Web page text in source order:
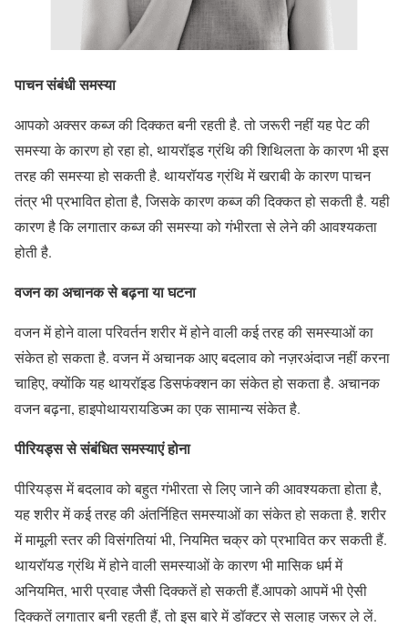
पाचन संबंधीसमस्या
आपको अक्सर कब्ज की दिक्कत बनी रहती है. तो जरूरी नहीं यह पेट की
समस्या के कारण हो रहा हो, थायरॉइड ग्रंथि की शिथिलता के कारण भी इस
तरह की समस्या हो सकती है. थायरॉयड ग्रंथि में खराबी के कारण पाचन
तंत्र भी प्रभावित होता है, जिसके कारण कब्ज की दिक्कत हो सकती है. यही
कारण है कि लगातार कब्ज की समस्या को गंभीरता से लेने की आवश्यकता
होती है.
वजन का अचानक से बढ़ना या घटना
वजन में होने वाला परिवर्तन शरीर में होने वाली कई तरह की समस्याओं का
संकेत हो सकता है. वजन में अचानक आए बदलाव को नज़रअंदाज नहीं करना
चाहिए, क्योंकि यह थायरॉइड डिसफंक्शन का संकेत हो सकता है. अचानक
वजन बढ़ना, हाइपोथायरायडिज्म का एक सामान्य संकेत है.
पीरियड्स से संबंधित समस्याएं होना
पीरियड्स में बदलाव को बहुत गंभीरता से लिए जाने की आवश्यकता होता है,
यह शरीर में कई तरह की अंतर्निहित समस्याओं का संकेत हो सकता है. शरीर
में मामूली स्तर की विसंगतियां भी, नियमित चक्र को प्रभावित कर सकती हैं.
थायरॉयड ग्रंथि में होने वाली समस्याओं के कारण भी मासिक धर्म में
अनियमित, भारी प्रवाह जैसी दिक्कतें हो सकती हैं.आपको आपमें भी ऐसी
दिक्कतें लगातार बनी रहती हैं, तो इस बारे में डॉक्टर से सलाह जरूर ले लें.